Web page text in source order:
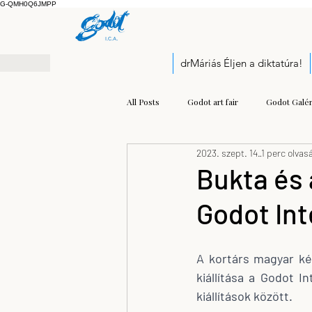
G-QMH0Q6JMPP
drMáriás Éljen a diktatúra!
All Posts Godot art fair Godot
Pályázati felhívás
Kis Prumik Zoltán
modern
Bukta
Godot
2023. szept. 14. 1 perc
A kortárs magyar
kiállítása a Godot
kiállítások között.